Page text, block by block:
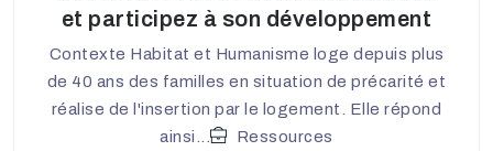
et participez à son développement
Contexte Habitat et Humanisme loge depuis plus
de 40 ans des familles en situation de précarité et
réalise de l'insertion par le logement. Elle répond
ainsi...
Ressources